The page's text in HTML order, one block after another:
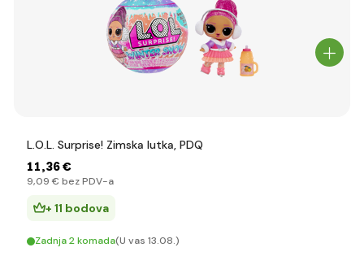
L.O.L. Surprise! Zimska lutka, PDQ
11,36 €
9,09 € bez PDV-a
+ 11 bodova
Zadnja 2 komada(U vas 13.08.)